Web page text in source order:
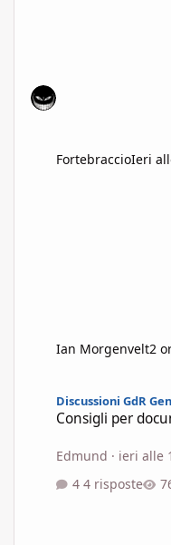
FortebraccioIeri
Ian Morgenvelt2
Discussioni GdR
Consigli per
Edmund · ieri alle
4 risposte